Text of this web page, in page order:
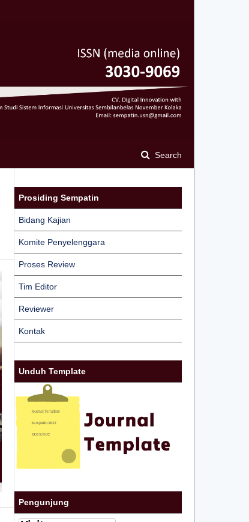
Search
Prosiding Sempatin
Bidang Kajian
Komite Penyelenggara
Proses Review
Tim Editor
Reviewer
Kontak
Unduh Template
Pengunjung